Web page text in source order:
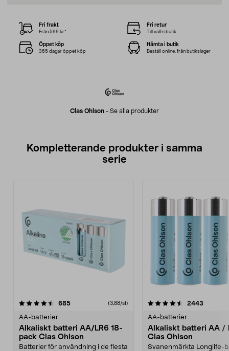
Clas Ohlson - Se alla produkter
Fri frakt
Från 599 kr*
Fri retur
Till valfri butik
Öppet köp
365 dagar öppet köp
Hämta i butik
Beställ online, från butikslager
Kompletterande produkter i samma
serie
685recensioner (3,88/st)
AA-batterier
Alkaliskt batteri AA/LR6 18-
pack Clas Ohlson
Batterier för användning i de flesta
4.5av 5 stjärnor 2443
AA-batterier
Alkaliskt batteri AA /
Clas Ohlson
Svanenmärkta Longlife-
4.5av 5 stjärnor